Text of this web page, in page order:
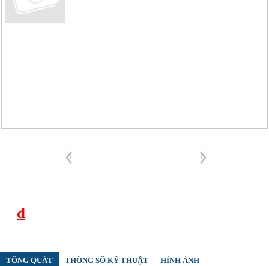
đ
TỔNG QUÁT THÔNG SỐ KỸ THUẬT HÌNH ẢNH